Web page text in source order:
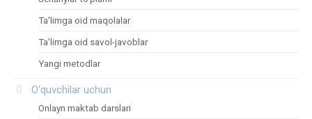
Ta’limga oid maqolalar
Ta’limga oid savol-javoblar
Yangi metodlar
O‘quvchilar uchun
Onlayn maktab darslari